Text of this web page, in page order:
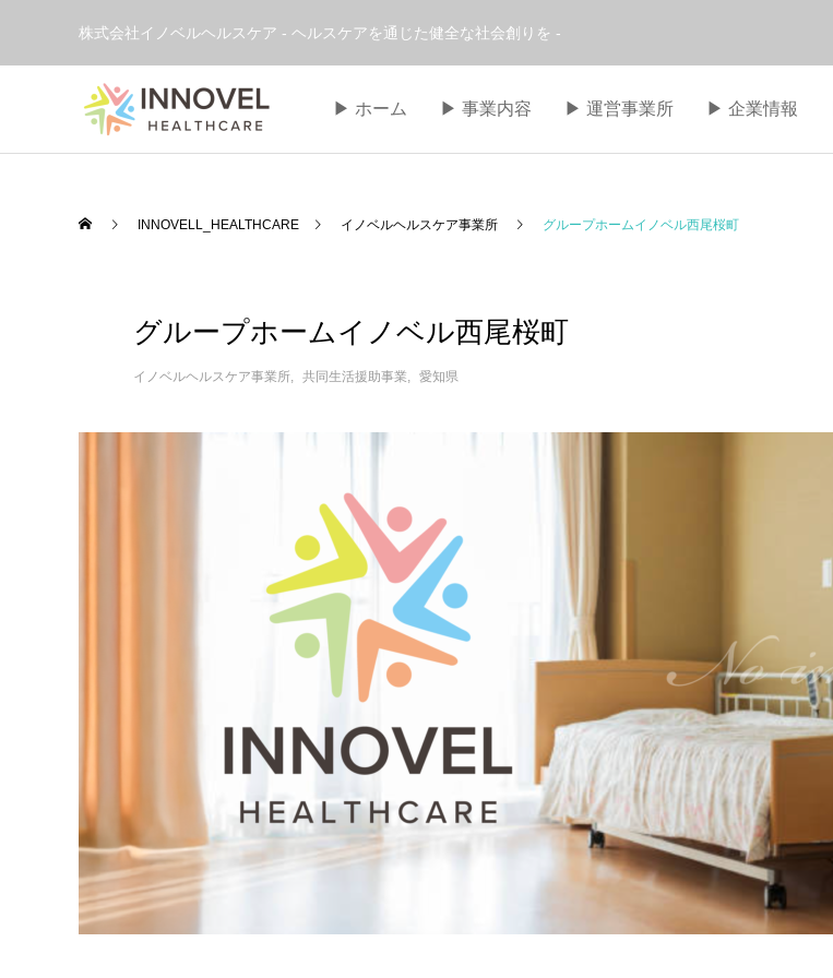
株式会社イノベルヘルスケア - ヘルスケアを通じた健全な社会創りを -
▶︎ ホーム ▶︎ 事業内容 ▶︎ 運営事業所 ▶︎ 企業情報
INNOVELL_HEALTHCARE イノベルヘルスケア事業所 グループホームイノベル西尾桜町
グループホームイノベル西尾桜町
イノベルヘルスケア事業所 共同生活援助事業 愛知県